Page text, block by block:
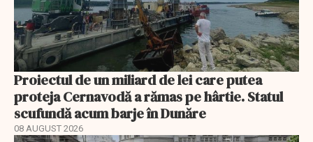
Proiectul de un miliard de lei care putea
proteja Cernavodă a rămas pe hârtie. Statul
scufundă acum barje în Dunăre
08 AUGUST 2026